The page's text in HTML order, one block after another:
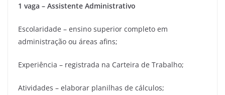
1 vaga – Assistente Administrativo
Escolaridade – ensino superior completo em
administração ou áreas afins;
Experiência – registrada na Carteira de Trabalho;
Atividades – elaborar planilhas de cálculos;